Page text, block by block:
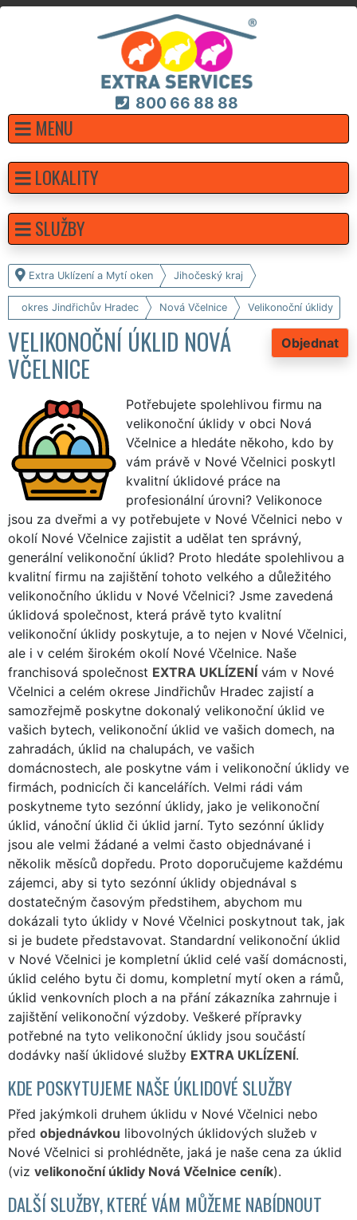
800 66 88 88
MENU
Extra Uklízení a Mytí oken Jihočeský kraj
okres Jindřichův Hradec Nová Včelnice Velikonoční úklidy
Objednat
VELIKONOČNÍ ÚKLID NOVÁ
VČELNICE
Potřebujete spolehlivou firmu na
velikonoční úklidy v obci Nová
Včelnice a hledáte někoho, kdo by
vám právě v Nové Včelnici poskytl
kvalitní úklidové práce na
profesionální úrovni? Velikonoce
jsou za dveřmi a vy potřebujete v Nové Včelnici nebo v
okolí Nové Včelnice zajistit a udělat ten správný,
generální velikonoční úklid? Proto hledáte spolehlivou a
kvalitní firmu na zajištění tohoto velkého a důležitého
velikonočního úklidu v Nové Včelnici? Jsme zavedená
úklidová společnost, která právě tyto kvalitní
velikonoční úklidy poskytuje, a to nejen v Nové Včelnici,
ale i v celém širokém okolí Nové Včelnice. Naše
franchisová společnost EXTRA UKLÍZENÍ vám v Nové
Včelnici a celém okrese Jindřichův Hradec zajistí a
samozřejmě poskytne dokonalý velikonoční úklid ve
vašich bytech, velikonoční úklid ve vašich domech, na
zahradách, úklid na chalupách, ve vašich
domácnostech, ale poskytne vám i velikonoční úklidy ve
firmách, podnicích či kancelářích. Velmi rádi vám
poskytneme tyto sezónní úklidy, jako je velikonoční
úklid, vánoční úklid či úklid jarní. Tyto sezónní úklidy
jsou ale velmi žádané a velmi často objednávané i
několik měsíců dopředu. Proto doporučujeme každému
zájemci, aby si tyto sezónní úklidy objednával s
dostatečným časovým předstihem, abychom mu
dokázali tyto úklidy v Nové Včelnici poskytnout tak, jak
si je budete představovat. Standardní velikonoční úklid
v Nové Včelnici je kompletní úklid celé vaší domácnosti,
úklid celého bytu či domu, kompletní mytí oken a rámů,
úklid venkovních ploch a na přání zákazníka zahrnuje i
zajištění velikonoční výzdoby. Veškeré přípravky
potřebné na tyto velikonoční úklidy jsou součástí
dodávky naší úklidové služby EXTRA UKLÍZENÍ.
KDE POSKYTUJEME NAŠE ÚKLIDOVÉ SLUŽBY
Před jakýmkoli druhem úklidu v Nové Včelnici nebo
před objednávkou libovolných úklidových služeb v
Nové Včelnici si prohlédněte, jaká je naše cena za úklid
(viz velikonoční úklidy Nová Včelnice ceník).
DALŠÍ SLUŽBY, KTERÉ VÁM MŮŽEME NABÍDNOUT
LOKALITY
SLUŽBY